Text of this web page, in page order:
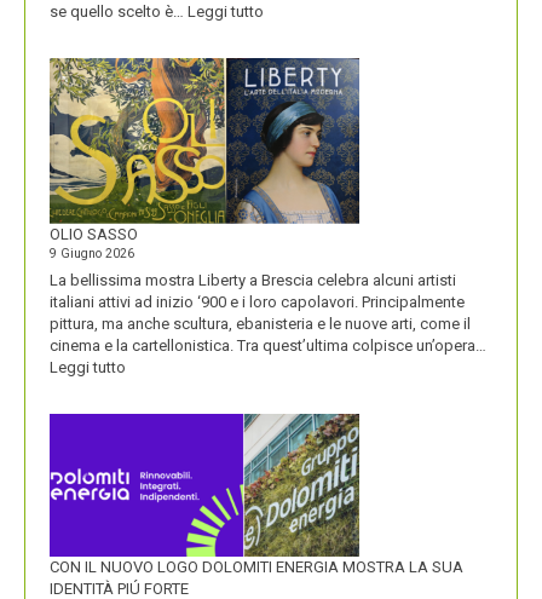
se quello scelto è… Leggi tutto
BLACKBERRY,
LA
STORIA
E
LA
VISIONE
ALL’ORIGINE
DI
NOME
OLIO SASSO
9 Giugno 2026
La bellissima mostra Liberty a Brescia celebra alcuni artisti
italiani attivi ad inizio ‘900 e i loro capolavori. Principalmente
pittura, ma anche scultura, ebanisteria e le nuove arti, come il
cinema e la cartellonistica. Tra quest’ultima colpisce un’opera…
Leggi tutto
SASSO
CON IL NUOVO LOGO DOLOMITI ENERGIA MOSTRA LA SUA
IDENTITÀ PIÚ FORTE